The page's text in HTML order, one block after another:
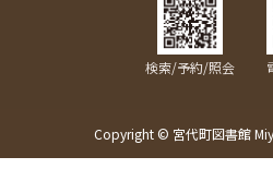
検索/予約/照会
Copyright © 宮代町図書館